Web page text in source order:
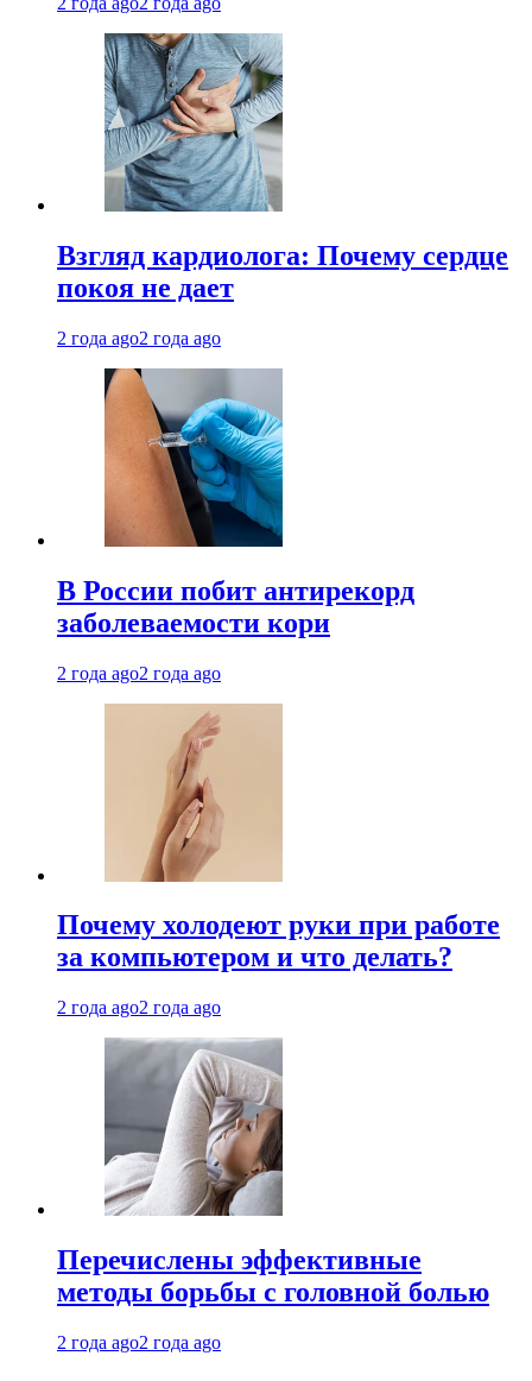
Взгляд кардиолога: Почему сердце
покоя не дает
2 года ago2 года ago
В России побит антирекорд
заболеваемости кори
2 года ago2 года ago
Почему холодеют руки при работе
за компьютером и что делать?
2 года ago2 года ago
Перечислены эффективные
методы борьбы с головной болью
2 года ago2 года ago